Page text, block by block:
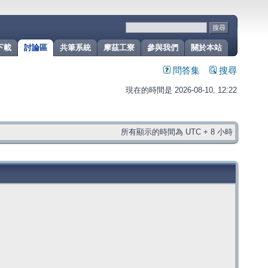
關於本站
參與我們
摩茲工寮
共筆系統
討論區
載
問答集 搜尋
現在的時間是 2026-08-10, 12:22
所有顯示的時間為 UTC + 8 小時